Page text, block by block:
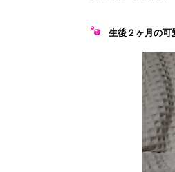
生後２ヶ月の可